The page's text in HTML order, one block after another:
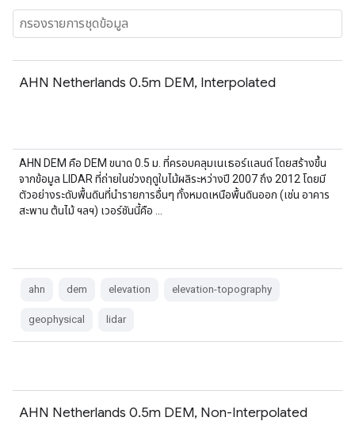
AHN Netherlands 0.5m DEM, Interpolated
AHN DEM คือ DEM ขนาด 0.5 ม. ที่ครอบคลุมเนเธอร์แลนด์ โดยสร้างขึ้น
จากข้อมูล LIDAR ที่ถ่ายในช่วงฤดูใบไม้ผลิระหว่างปี 2007 ถึง 2012 โดยมี
ตัวอย่างระดับพื้นดินที่นำรายการอื่นๆ ทั้งหมดเหนือพื้นดินออก (เช่น อาคาร
สะพาน ต้นไม้ ฯลฯ) เวอร์ชันนี้คือ …
ahn dem elevation elevation-topography
geophysical lidar
AHN Netherlands 0.5m DEM, Non-Interpolated